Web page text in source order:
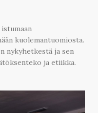
kuolemantuomiosta.
nykyhetkestä ja sen
ja etiikka.